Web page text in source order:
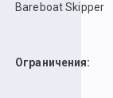
Bareboat Skipper
Ограничения: